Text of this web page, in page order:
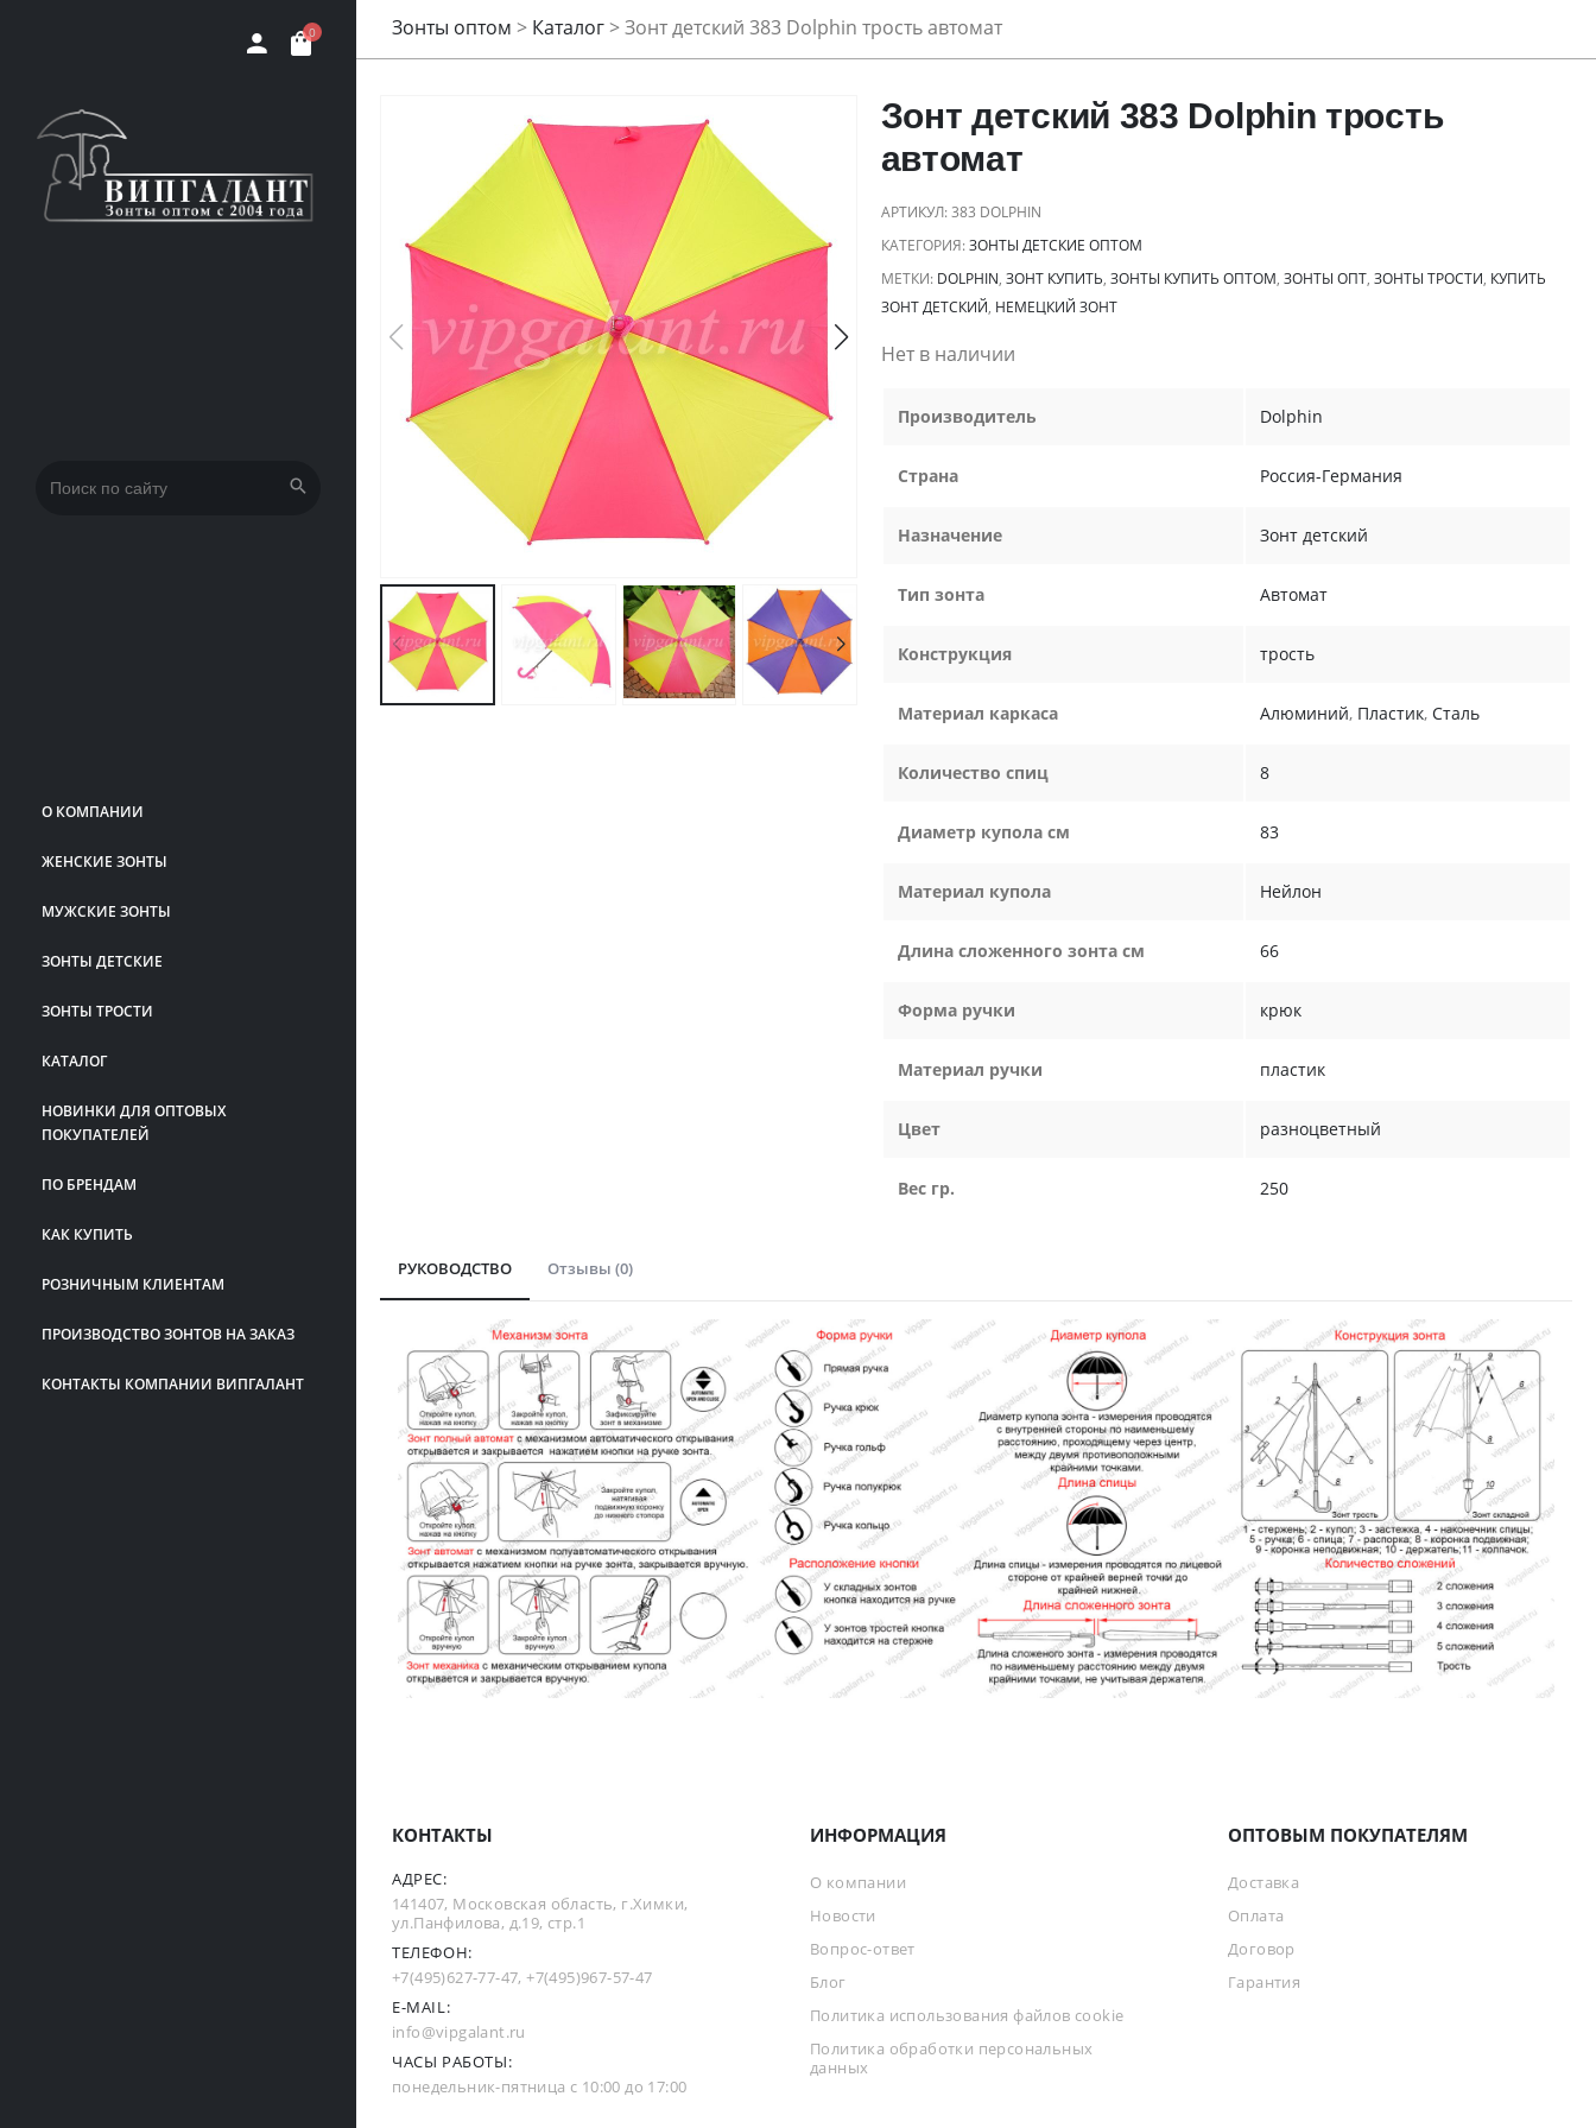
0
Искать:
О КОМПАНИИ
ЖЕНСКИЕ ЗОНТЫ
МУЖСКИЕ ЗОНТЫ
ЗОНТЫ ДЕТСКИЕ
ЗОНТЫ ТРОСТИ
КАТАЛОГ
НОВИНКИ ДЛЯ ОПТОВЫХ
ПОКУПАТЕЛЕЙ
ПО БРЕНДАМ
КАК КУПИТЬ
РОЗНИЧНЫМ КЛИЕНТАМ
ПРОИЗВОДСТВО ЗОНТОВ НА ЗАКАЗ
КОНТАКТЫ КОМПАНИИ ВИПГАЛАНТ
Зонты оптом > Каталог>Зонт детский 383 Dolphin трость автомат
Зонт детский 383 Dolphin трость
автомат
АРТИКУЛ:383 DOLPHIN
КАТЕГОРИЯ:ЗОНТЫ ДЕТСКИЕ ОПТОМ
МЕТКИ: DOLPHIN, ЗОНТ КУПИТЬ, ЗОНТЫ КУПИТЬ ОПТОМ, ЗОНТЫ ОПТ, ЗОНТЫ ТРОСТИ, КУПИТЬ
ЗОНТ ДЕТСКИЙ, НЕМЕЦКИЙ ЗОНТ
Нет в наличии
Производитель Dolphin
Страна Россия-Германия
Назначение Зонт детский
Тип зонта Автомат
Конструкция трость
Материал каркаса Алюминий, Пластик, Сталь
Количество спиц 8
Диаметр купола см 83
Материал купола Нейлон
Длина сложенного зонта см 66
Форма ручки крюк
Материал ручки пластик
Цвет разноцветный
Вес гр. 250
РУКОВОДСТВО Отзывы (0)
КОНТАКТЫ
АДРЕС:
141407, Московская область, г.Химки,
ул.Панфилова, д.19, стр.1
ТЕЛЕФОН:
+7(495)627-77-47,+7(495)967-57-47
E-MAIL:
info@vipgalant.ru
ЧАСЫ РАБОТЫ:
понедельник-пятница с 10:00 до 17:00
ИНФОРМАЦИЯ
О компании
Новости
Вопрос-ответ
Блог
Политика использования файлов cookie
Политика обработки персональных
данных
ОПТОВЫМ ПОКУПАТЕЛЯМ
Доставка
Оплата
Договор
Гарантия